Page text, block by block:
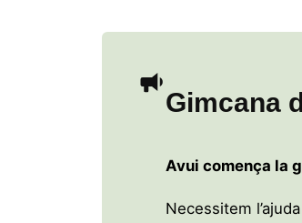
Gimcana
Avui comença la
Necessitem